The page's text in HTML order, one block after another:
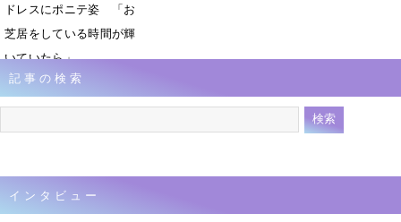
ドレスにポニテ姿 「お
芝居をしている時間が輝
いていたら」
7月11日 10時50分
記事の検索
インタビュー